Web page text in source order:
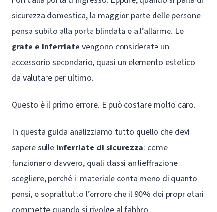
sicurezza domestica, la maggior parte delle persone
pensa subito alla porta blindata e all’allarme. Le
grate e inferriate vengono considerate un
accessorio secondario, quasi un elemento estetico
da valutare per ultimo.
Questo è il primo errore. E può costare molto caro.
In questa guida analizziamo tutto quello che devi
sapere sulle inferriate di sicurezza: come
funzionano davvero, quali classi antieffrazione
scegliere, perché il materiale conta meno di quanto
pensi, e soprattutto l’errore che il 90% dei proprietari